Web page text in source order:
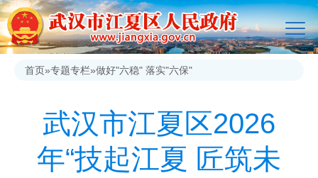
首页»专题专栏»做好"六稳" 落实"六保"
武汉市江夏区2026
年“技起江夏 匠筑未